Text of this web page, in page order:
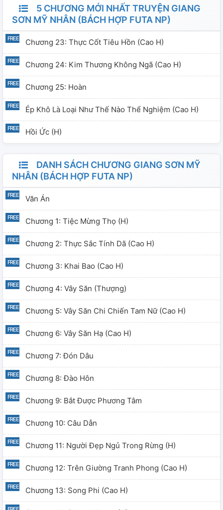
5 CHƯƠNG MỚI NHẤT TRUYỆN GIANG
SƠN MỸ NHÂN (BÁCH HỢP FUTA NP)
Chương 23: Thực Cốt Tiêu Hồn (cao H)
Chương 24: Kim Thương Không Ngã (cao H)
Chương 25: Hoàn
Ép Khô Là Loại Như Thế Nào Thể Nghiệm (cao H)
Hồi Ức (H)
DANH SÁCH CHƯƠNG GIANG SƠN MỸ
NHÂN (BÁCH HỢP FUTA NP)
Văn Án
Chương 1: Tiệc Mừng Thọ (H)
Chương 2: Thực Sắc Tính Dã (cao H)
Chương 3: Khai Bao (cao H)
Chương 4: Vây Săn (thượng)
Chương 5: Vây Săn Chi Chiến Tam Nữ (cao H)
Chương 6: Vây Săn Hạ (cao H)
Chương 7: Đón Dâu
Chương 8: Đào Hôn
Chương 9: Bắt Được Phương Tâm
Chương 10: Câu Dẫn
Chương 11: Người Đẹp Ngủ Trong Rừng (H)
Chương 12: Trên Giường Tranh Phong (cao H)
Chương 13: Song Phi (cao H)